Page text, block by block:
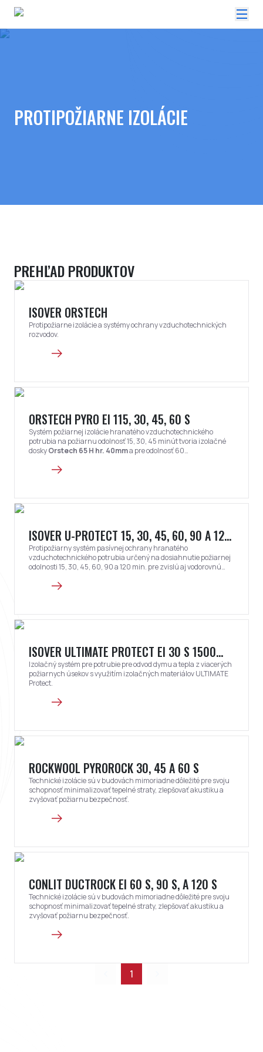
PROTIPOŽIARNE IZOLÁCIE
PREHĽAD PRODUKTOV
ISOVER ORSTECH
Protipožiarne izolácie a systémy ochrany vzduchotechnických
rozvodov.
ORSTECH PYRO EI 115, 30, 45, 60 S
Systém požiarnej izolácie hranatého vzduchotechnického
potrubia na požiarnu odolnosť 15, 30, 45 minút tvoria izolačné
doskyOrstech 65 H hr. 40mma pre odolnosť 60
ISOVER U-PROTECT 15, 30, 45, 60, 90 A 120
S
Protipožiarny systém pasívnej ochrany hranatého
vzduchotechnického potrubia určený na dosiahnutie požiarnej
odolnosti 15, 30, 45, 60, 90 a 120 min. pre zvislú aj vodorovnú
potrubia.
ISOVER ULTIMATE PROTECT EI 30 S 1500
MULTI
Izolačný systém pre potrubie pre odvod dymu a tepla z viacerých
požiarnych úsekov s využitím izolačných materiálov ULTIMATE
Protect.
ROCKWOOL PYROROCK 30, 45 A 60 S
Technické izolácie sú v budovách mimoriadne dôležité pre svoju
schopnosť minimalizovať tepelné straty, zlepšovať akustiku a
zvyšovať požiarnu bezpečnosť.
CONLIT DUCTROCK EI 60 S, 90 S, A 120 S
Technické izolácie sú v budovách mimoriadne dôležité pre svoju
schopnosť minimalizovať tepelné straty, zlepšovať akustiku a
zvyšovať požiarnu bezpečnosť.
1